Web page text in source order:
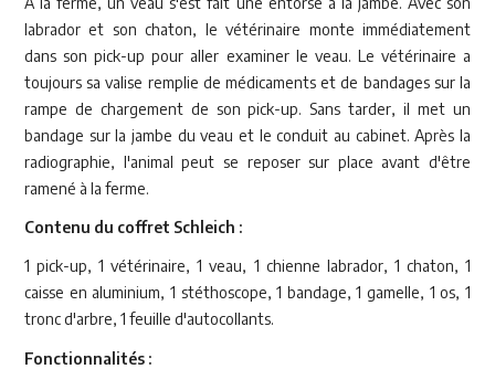
labrador et son chaton, le vétérinaire monte immédiatement
dans son pick-up pour aller examiner le veau. Le vétérinaire a
toujours sa valise remplie de médicaments et de bandages sur la
rampe de chargement de son pick-up. Sans tarder, il met un
bandage sur la jambe du veau et le conduit au cabinet. Après la
radiographie, l'animal peut se reposer sur place avant d'être
ramené à la ferme.
Contenu du coffret Schleich :
1 pick-up, 1 vétérinaire, 1 veau, 1 chienne labrador, 1 chaton, 1
caisse en aluminium, 1 stéthoscope, 1 bandage, 1 gamelle, 1 os, 1
tronc d'arbre, 1 feuille d'autocollants.
Fonctionnalités :